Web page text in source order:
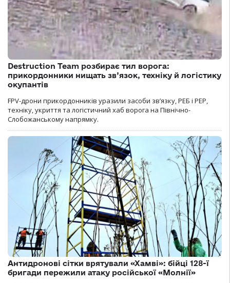
Destruction Team розбирає тил ворога:
прикордонники нищать зв’язок, техніку й логістику
окупантів
FPV-дрони прикордонників уразили засоби зв’язку, РЕБ і РЕР,
техніку, укриття та логістичний хаб ворога на Північно-
Слобожанському напрямку.
Антидронові сітки врятували «Хамві»: бійці 128-ї
бригади пережили атаку російської «Молнії»